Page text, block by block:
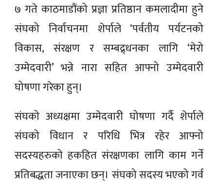
७ गते काठमाडौंको प्रज्ञा प्रतिष्ठान कमलादीमा हुने
संघको निर्वाचनमा शेर्पाले ‘पर्वतीय पर्यटनको
विकास, संरक्षण र सम्बद्र्धनका लागि ‘मेरो
उम्मेदवारी’ भन्ने नारा सहित आफ्नो उम्मेदवारी
घोषणा गरेका हुन्।
संघको अध्यक्षमा उम्मेदवारी घोषणा गर्दै शेर्पाले
संघको विधान र परिधि भित्र रहेर आफ्नो
सदस्यहरुको हकहित संरक्षणका लागि काम गर्ने
प्रतिबद्धता जनाएका छन्। संघको सदस्य भएको गर्व